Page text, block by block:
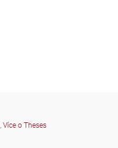
, Více o Theses